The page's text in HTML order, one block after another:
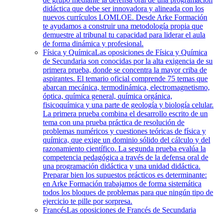
didáctica que debe ser innovadora y alineada con los
nuevos currículos LOMLOE. Desde Arke Formación
te ayudamos a construir una metodología propia que
demuestre al tribunal tu capacidad para liderar el aula
de forma dinámica y profesional.
Física y QuímicaLas oposiciones de Física y Química
de Secundaria son conocidas por la alta exigencia de su
primera prueba, donde se concentra la mayor criba de
aspirantes. El temario oficial comprende 75 temas que
abarcan mecánica, termodinámica, electromagnetismo,
óptica, química general, química orgánica,
fisicoquímica y una parte de geología y biología celular.
La primera prueba combina el desarrollo escrito de un
tema con una prueba práctica de resolución de
problemas numéricos y cuestiones teóricas de física y
química, que exige un dominio sólido del cálculo y del
razonamiento científico. La segunda prueba evalúa la
competencia pedagógica a través de la defensa oral de
una programación didáctica y una unidad didáctica.
Preparar bien los supuestos prácticos es determinante:
en Arke Formación trabajamos de forma sistemática
todos los bloques de problemas para que ningún tipo de
ejercicio te pille por sorpresa.
FrancésLas oposiciones de Francés de Secundaria